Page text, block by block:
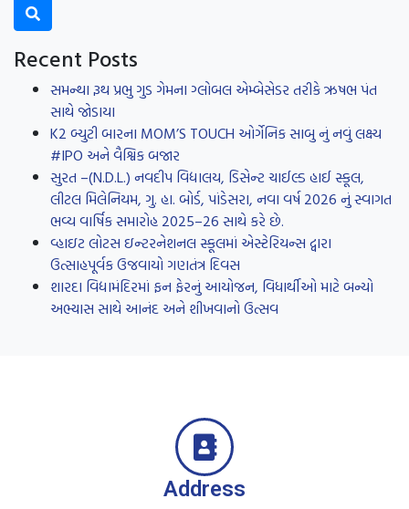
Recent Posts
સમન્થા રૂથ પ્રભુ ગુડ ગેમના ગ્લોબલ એમ્બેસેડર તરીકે ઋષભ પંત
સાથે જોડાયા
K2 બ્યુટી બારના MOM’S TOUCH ઓર્ગેનિક સાબુ નું નવું લક્ષ્ય
#IPO અને વૈશ્વિક બજાર
સુરત –(N.D.L.) નવદીપ વિદ્યાલય, ડિસેન્ટ ચાઈલ્ડ હાઈ સ્કૂલ,
લીટલ મિલેનિયમ, ગુ. હા. બોર્ડ, પાંડેસરા, નવા વર્ષ 2026 નું સ્વાગત
ભવ્ય વાર્ષિક સમારોહ 2025–26 સાથે કરે છે.
વ્હાઇટ લોટસ ઇન્ટરનેશનલ સ્કૂલમાં એસ્ટેરિયન્સ દ્વારા
ઉત્સાહપૂર્વક ઉજવાયો ગણતંત્ર દિવસ
શારદા વિદ્યામંદિરમાં ફન ફેરનું આયોજન, વિધાર્થીઓ માટે બન્યો
અભ્યાસ સાથે આનંદ અને શીખવાનો ઉત્સવ
Address